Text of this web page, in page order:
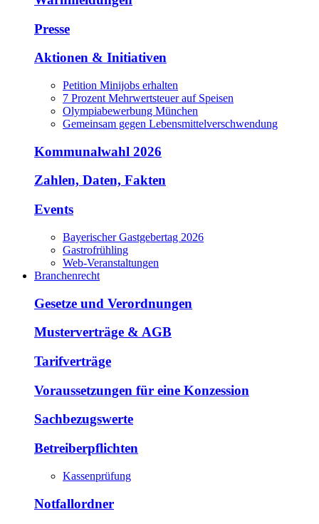
Presse
Aktionen & Initiativen
Petition Minijobs erhalten
7 Prozent Mehrwertsteuer auf Speisen
Olympiabewerbung München
Gemeinsam gegen Lebensmittelverschwendung
Kommunalwahl 2026
Zahlen, Daten, Fakten
Events
Bayerischer Gastgebertag 2026
Gastrofrühling
Web-Veranstaltungen
Branchenrecht
Gesetze und Verordnungen
Musterverträge & AGB
Tarifverträge
Voraussetzungen für eine Konzession
Sachbezugswerte
Betreiberpflichten
Kassenprüfung
Notfallordner